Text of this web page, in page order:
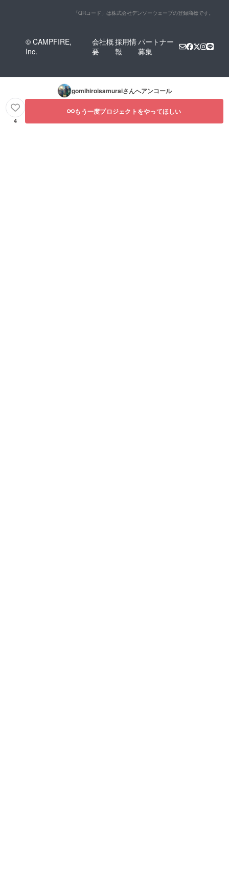
「QRコード」は株式会社デンソーウェーブの登録商標です。
© CAMPFIRE,
Inc.
会社概
要
採用情
報
パートナー
募集
gomihiroisamuraiさんへアンコール
4
もう一度プロジェクトをやってほしい